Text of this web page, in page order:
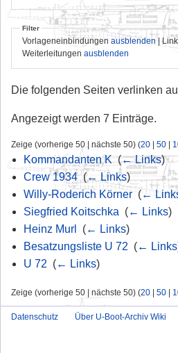
Filter
Vorlageneinbindungen ausblenden|
Weiterleitungen ausblenden
Die folgenden Seiten verlinken
Angezeigt werden 7 Einträge.
Zeige (vorherige 50 | nächste 50) (20 | 50 |
Kommandanten K‎(← Links)
Crew 1934‎(← Links)
Willy-Roderich Körner‎ (←
Siegfried Koitschka (← Links)
Heinz Murl
(← Links)
Besatzungsliste U 72 (← Links
U 72 (← Links)
Zeige (vorherige 50 | nächste 50) (20 | 50 |
Datenschutz Über U-Boot-Archiv Wiki